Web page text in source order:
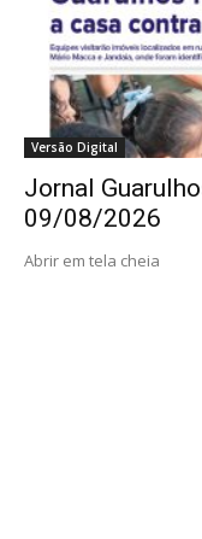
Versão Digital
Jornal
09/08/2026
Abrir em tela cheia